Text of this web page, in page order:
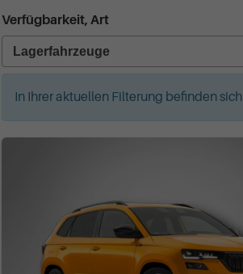
Verfügbarkeit, Art
In Ihrer aktuellen Filterung befinden sich